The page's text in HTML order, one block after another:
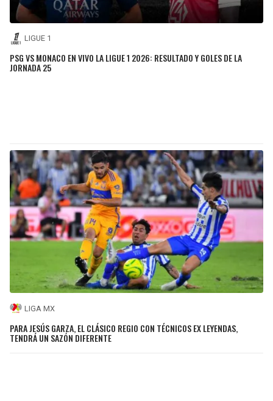
LIGUE 1
PSG VS MONACO EN VIVO LA LIGUE 1 2026: RESULTADO Y GOLES DE LA
JORNADA 25
LIGA MX
PARA JESÚS GARZA, EL CLÁSICO REGIO CON TÉCNICOS EX LEYENDAS,
TENDRÁ UN SAZÓN DIFERENTE